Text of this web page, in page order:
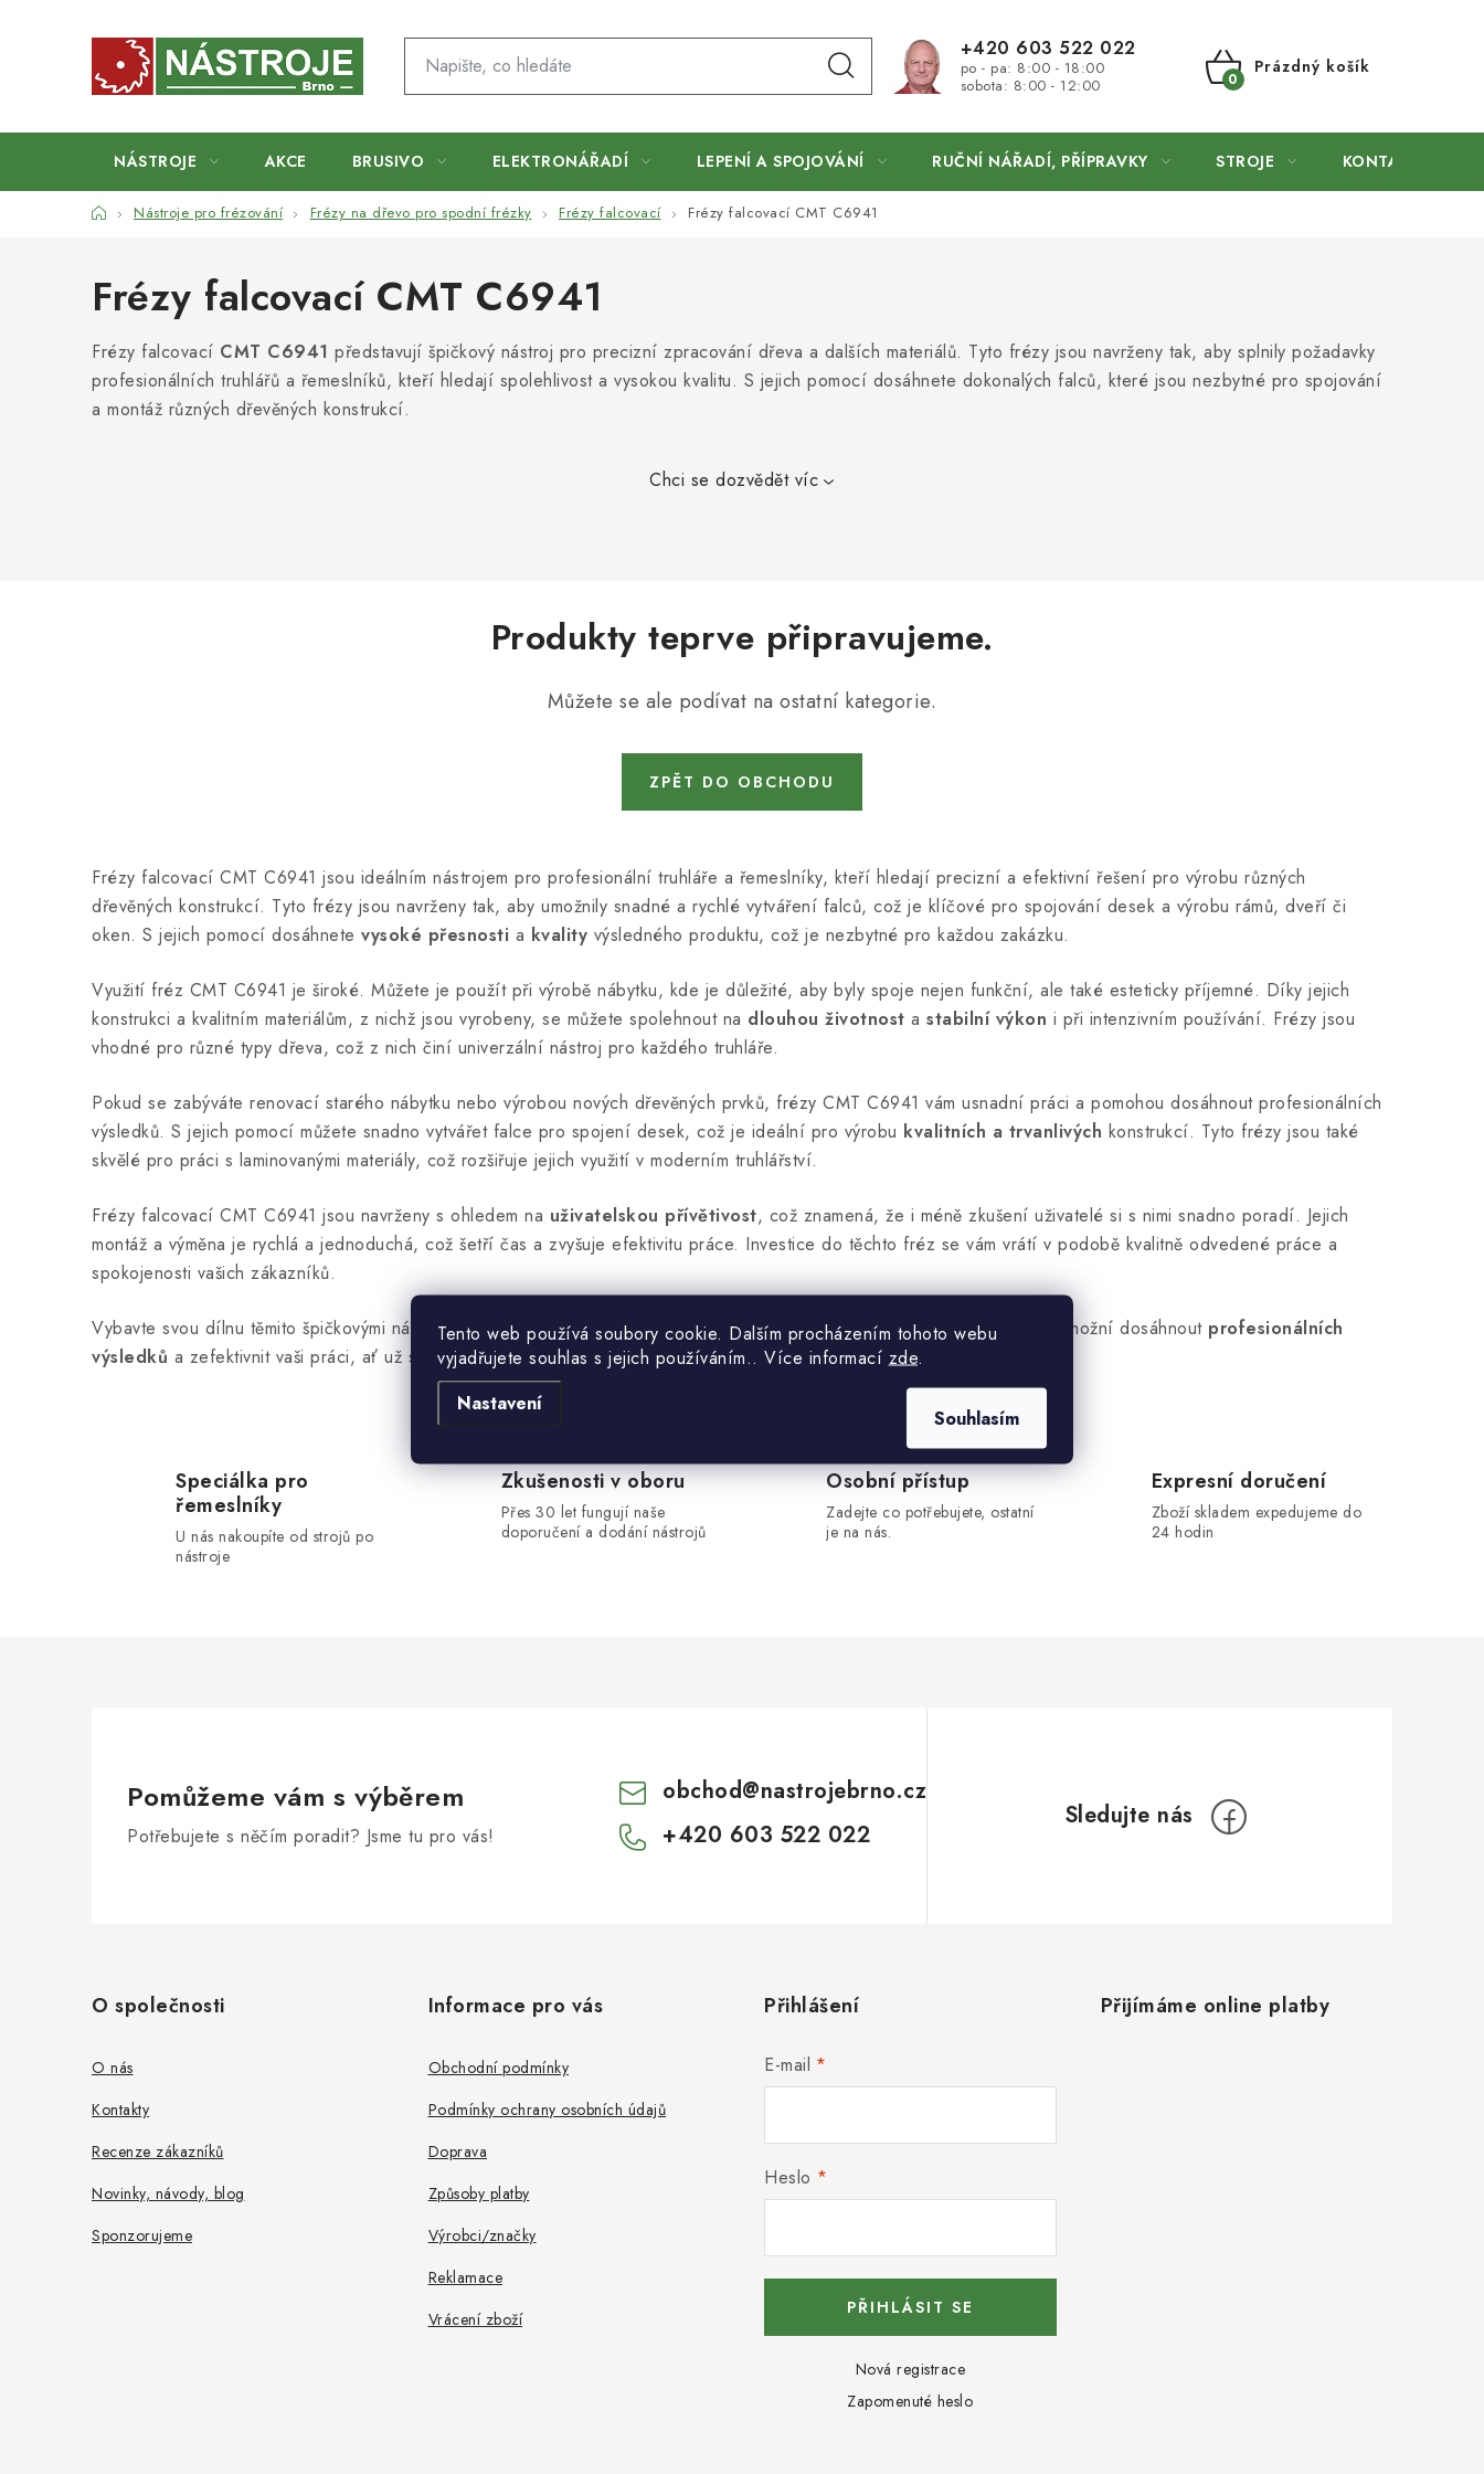
Tento web používá soubory cookie. Dalším procházením tohoto webu
vyjadřujete souhlas s jejich používáním.. Více informací zde.
Nastavení
Souhlasím
+420 603 522 022
po - pa: 8:00 - 18:00
sobota: 8:00 - 12:00
NÁKUPNÍ
Prázdný košík
NÁSTROJE AKCE BRUSIVO ELEKTRONÁŘADÍ LEPENÍ A SPOJOVÁNÍ RUČNÍ NÁŘADÍ, PŘÍPRAVKY STROJE KONTAKTY
DomůNástroje pro frézování Frézy na dřevo pro spodní frézky Frézy falcovací Frézy falcovací CMT C6941
Frézy falcovací CMT C6941
Frézy falcovací CMT C6941 představují špičkový nástroj pro precizní zpracování dřeva a dalších materiálů. Tyto frézy jsou navrženy tak, aby splnily požadavky
profesionálních truhlářů a řemeslníků, kteří hledají spolehlivost a vysokou kvalitu. S jejich pomocí dosáhnete dokonalých falců, které jsou nezbytné pro spojování
a montáž různých dřevěných konstrukcí.
Chci se dozvědět víc
Produkty teprve připravujeme.
Můžete se ale podívat na ostatní kategorie.
ZPĚT DO OBCHODU
Frézy falcovací CMT C6941 jsou ideálním nástrojem pro profesionální truhláře a řemeslníky, kteří hledají precizní a efektivní řešení pro výrobu různých
dřevěných konstrukcí. Tyto frézy jsou navrženy tak, aby umožnily snadné a rychlé vytváření falců, což je klíčové pro spojování desek a výrobu rámů, dveří či
oken. S jejich pomocí dosáhnete vysoké přesnosti a kvality výsledného produktu, což je nezbytné pro každou zakázku.
Využití fréz CMT C6941 je široké. Můžete je použít při výrobě nábytku, kde je důležité, aby byly spoje nejen funkční, ale také esteticky příjemné. Díky jejich
konstrukci a kvalitním materiálům, z nichž jsou vyrobeny, se můžete spolehnout na dlouhou životnost a stabilní výkon i při intenzivním používání. Frézy jsou
vhodné pro různé typy dřeva, což z nich činí univerzální nástroj pro každého truhláře.
Pokud se zabýváte renovací starého nábytku nebo výrobou nových dřevěných prvků, frézy CMT C6941 vám usnadní práci a pomohou dosáhnout profesionálních
výsledků. S jejich pomocí můžete snadno vytvářet falce pro spojení desek, což je ideální pro výrobu kvalitních a trvanlivých konstrukcí. Tyto frézy jsou také
skvělé pro práci s laminovanými materiály, což rozšiřuje jejich využití v moderním truhlářství.
Frézy falcovací CMT C6941 jsou navrženy s ohledem na uživatelskou přívětivost, což znamená, že i méně zkušení uživatelé si s nimi snadno poradí. Jejich
montáž a výměna je rychlá a jednoduchá, což šetří čas a zvyšuje efektivitu práce. Investice do těchto fréz se vám vrátí v podobě kvalitně odvedené práce a
spokojenosti vašich zákazníků.
Vybavte svou dílnu těmito špičkovými nástroji a posuňte své truhlářské projekty na novou úroveň. Frézy CMT C6941 vám umožní dosáhnout profesionálních
výsledků a zefektivnit vaši práci, ať už se jedná o drobné opravy nebo rozsáhlé stavební projekty.
Speciálka pro
řemeslníky
U nás nakoupíte od strojů po
nástroje
Zkušenosti v oboru
Přes 30 let fungují naše
doporučení a dodání nástrojů
Osobní přístup
Zadejte co potřebujete, ostatní
je na nás.
Expresní doručení
Zboží skladem expedujeme do
24 hodin
Pomůžeme vám s výběrem
Potřebujete s něčím poradit? Jsme tu pro vás!
obchod@nastrojebrno.cz
+420 603 522 022
O společnosti
O nás
Kontakty
Recenze zákazníků
Novinky, návody, blog
Sponzorujeme
Informace pro vás
Obchodní podmínky
Podmínky ochrany osobních údajů
Doprava
Způsoby platby
Výrobci/značky
Reklamace
Vrácení zboží
Přihlášení
E-mail
Heslo
PŘIHLÁSIT SE
Nová registrace
Zapomenuté heslo
Přijímáme online platby